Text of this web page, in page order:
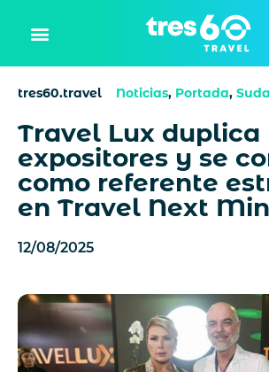
tres60.travel Noticias, Portada,
Travel Lux duplica
expositores y se
como referente
en Travel Next
12/08/2025